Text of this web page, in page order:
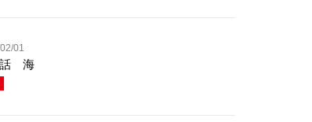
01
話 海